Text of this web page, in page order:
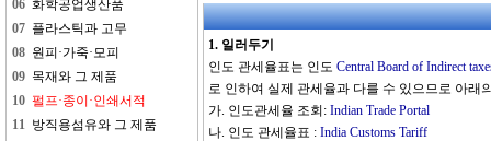
1. 일러두기
인도 관세율표는 인도 Central Board of Indirect
로 인하여 실제 관세율과 다를 수 있으므로 아래
가. 인도관세율 조회: Indian Trade Portal
나. 인도 관세율표 : India Customs Tariff